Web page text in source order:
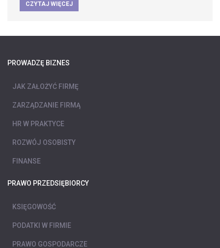
CZYTAJ WIĘCEJ
PROWADZĘ BIZNES
JAK ZAŁOŻYĆ FIRMĘ
ZARZĄDZANIE FIRMĄ
HR W PRAKTYCE
ROZWÓJ OSOBISTY
FINANSE
PRAWO PRZEDSIĘBIORCY
KSIĘGOWOŚĆ
PODATKI W FIRMIE
PRAWO GOSPODARCZE